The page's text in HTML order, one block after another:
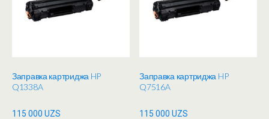
Заправка картриджа HP
Q1338A
115 000 UZS
Заправка картриджа HP
Q7516A
115 000UZS